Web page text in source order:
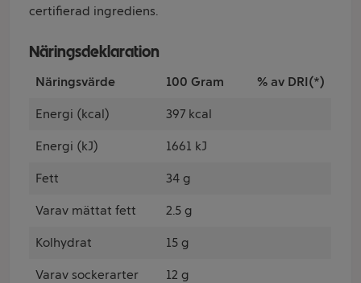
certifierad ingrediens.
Näringsdeklaration
Näringsvärde 100 Gram % av DRI(*)
Energi (kcal) 397 kcal
Energi (kJ) 1661 kJ
Fett 34 g
Varav mättat fett 2.5 g
Kolhydrat 15 g
Varav sockerarter 12 g